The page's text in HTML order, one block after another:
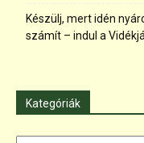
Készülj, mert idén
számít – indul a
Kategóriák
Kategóriák